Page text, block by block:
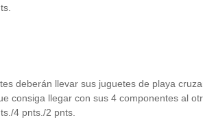
deberán llevar sus juguetes de playa
consiga llegar con sus 4 componentes al
4 pnts./2 pnts.